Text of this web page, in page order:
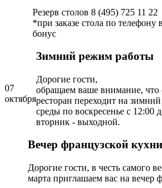
Резерв столов 8 (495) 725 11 22
*при заказе стола по
бонус
07
октября
Зимний режим работы
Дорогие гости,
обращаем ваше внимание, что
ресторан переходит на
среды по воскресенье с 12:00
вторник - выходной.
Вечер французской кухни
Дорогие гости, в честь самого
марта приглашаем вас на вечер